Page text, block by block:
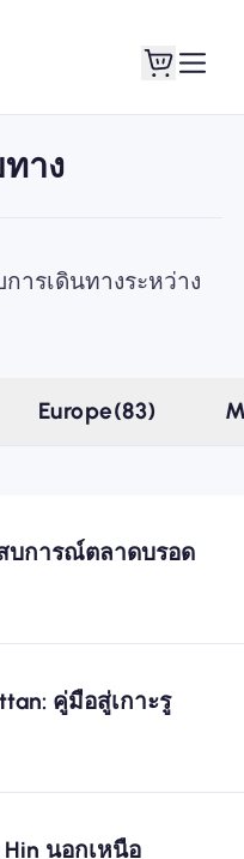
าง
การเดินทางระหว่าง
Europe(83)
บการณ์ตลาดบรอด
คู่มือสู่เกาะรู
นอกเหนือ